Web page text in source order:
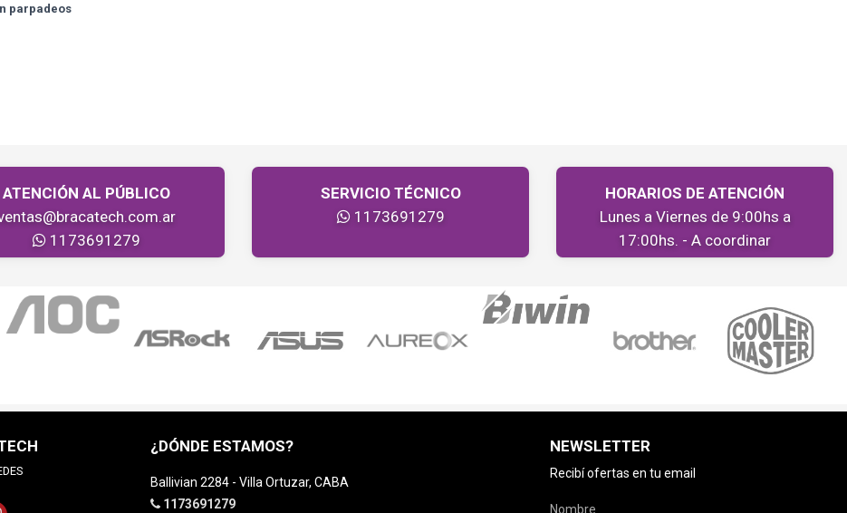
parpadeos
ATENCIÓN AL PÚBLICO
1173691279
SERVICIO TÉCNICO
1173691279
HORARIOS DE ATENCIÓN
Lunes a Viernes de 9:00hs a
17:00hs. - A coordinar
¿DÓNDE ESTAMOS?
Ballivian 2284 - Villa Ortuzar, CABA
1173691279
NEWSLETTER
Recibí ofertas en tu email